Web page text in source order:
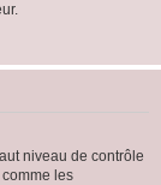
niveau de contrôle
les